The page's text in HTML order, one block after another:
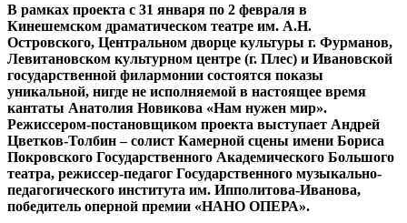
В рамках проекта с 31 января по 2 февраля в
Кинешемском драматическом театре им. А.Н.
Островского, Центральном дворце культуры г. Фурманов,
Левитановском культурном центре (г. Плес) и Ивановской
государственной филармонии состоятся показы
уникальной, нигде не исполняемой в настоящее время
кантаты Анатолия Новикова «Нам нужен мир».
Режиссером-постановщиком проекта выступает Андрей
Цветков-Толбин – солист Камерной сцены имени Бориса
Покровского Государственного Академического Большого
театра, режиссер-педагог Государственного музыкально-
педагогического института им. Ипполитова-Иванова,
победитель оперной премии «НАНО ОПЕРА».